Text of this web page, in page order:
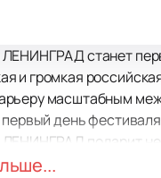
ЛЕНИНГРАД станет
и громкая
масштабным
первый день
ЛЕНИНГРАД подарит